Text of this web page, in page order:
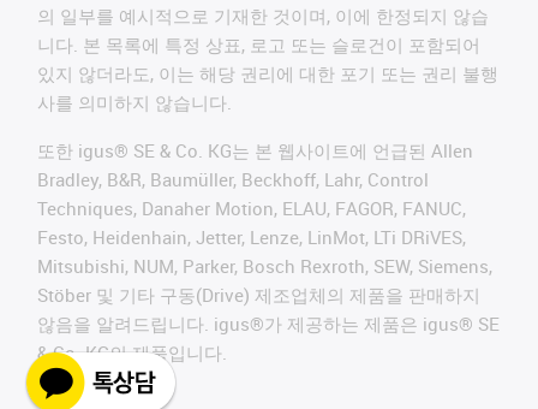
의 일부를 예시적으로 기재한 것이며, 이에 한정되지 않습
니다. 본 목록에 특정 상표, 로고 또는 슬로건이 포함되어
있지 않더라도, 이는 해당 권리에 대한 포기 또는 권리 불행
사를 의미하지 않습니다.
또한 igus® SE & Co. KG는 본 웹사이트에 언급된 Allen
Bradley, B&R, Baumüller, Beckhoff, Lahr, Control
Techniques, Danaher Motion, ELAU, FAGOR, FANUC,
Festo, Heidenhain, Jetter, Lenze, LinMot, LTi DRiVES,
Mitsubishi, NUM, Parker, Bosch Rexroth, SEW, Siemens,
Stöber 및 기타 구동(Drive) 제조업체의 제품을 판매하지
않음을 알려드립니다. igus®가 제공하는 제품은 igus® SE
& Co. KG의 제품입니다.